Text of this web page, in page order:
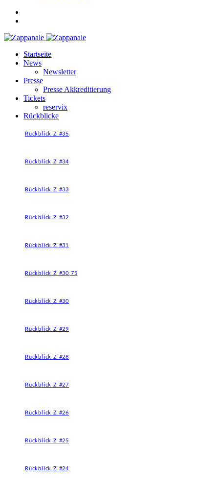
Startseite
News
Newsletter
Presse
Presse Akkreditierung
Tickets
reservix
Rückblicke
Rückblick Z #35
Rückblick Z #34
Rückblick Z #33
Rückblick Z #32
Rückblick Z #31
Rückblick Z #30,75
Rückblick Z #30
Rückblick Z #29
Rückblick Z #28
Rückblick Z #27
Rückblick Z #26
Rückblick Z #25
Rückblick Z #24